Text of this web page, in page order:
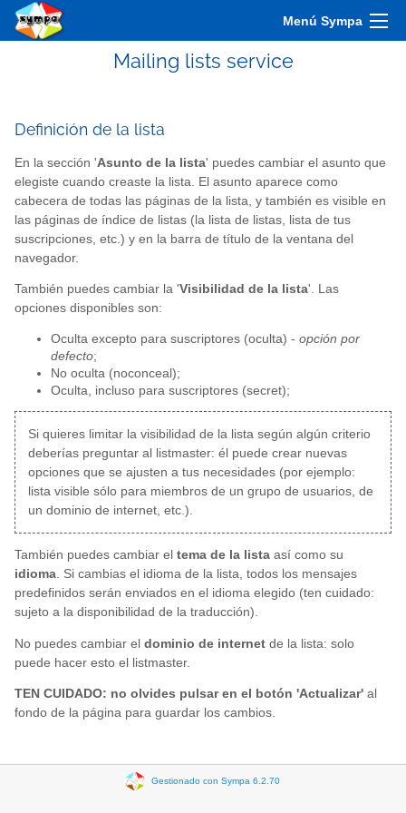
Menú Sympa
Mailing lists service
Definición de la lista
En la sección 'Asunto de la lista' puedes cambiar el asunto que
elegiste cuando creaste la lista. El asunto aparece como
cabecera de todas las páginas de la lista, y también es visible en
las páginas de índice de listas (la lista de listas, lista de tus
suscripciones, etc.) y en la barra de título de la ventana del
navegador.
También puedes cambiar la 'Visibilidad de la lista'. Las
opciones disponibles son:
Oculta excepto para suscriptores (oculta) - opción por
defecto;
No oculta (noconceal);
Oculta, incluso para suscriptores (secret);
Si quieres limitar la visibilidad de la lista según algún criterio
deberías preguntar al listmaster: él puede crear nuevas
opciones que se ajusten a tus necesidades (por ejemplo:
lista visible sólo para miembros de un grupo de usuarios, de
un dominio de internet, etc.).
También puedes cambiar el tema de la lista así como su
idioma. Si cambias el idioma de la lista, todos los mensajes
predefinidos serán enviados en el idioma elegido (ten cuidado:
sujeto a la disponibilidad de la traducción).
No puedes cambiar el dominio de internet de la lista: solo
puede hacer esto el listmaster.
TEN CUIDADO: no olvides pulsar en el botón 'Actualizar' al
fondo de la página para guardar los cambios.
Gestionado con Sympa 6.2.70